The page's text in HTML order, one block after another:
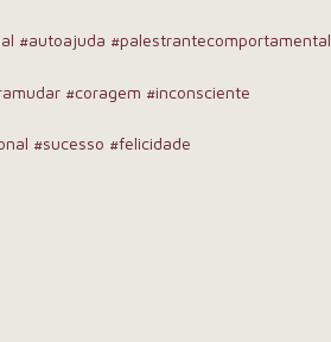
#autoajuda #palestrantecomportamental
#coragem #inconsciente
#sucesso #felicidade